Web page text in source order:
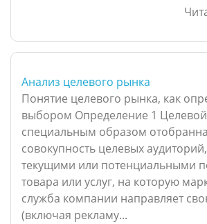
Анализ целевого рынка
Понятие целевого рынка, как
выбором Определение 1
специальным образом
совокупность целевых
текущими или потенциальными
товара или услуг, на которую
служба компании направляет
(включая рекламу...